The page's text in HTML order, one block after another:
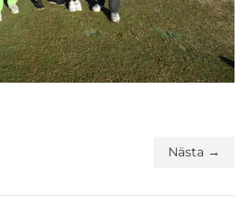
Nästa →